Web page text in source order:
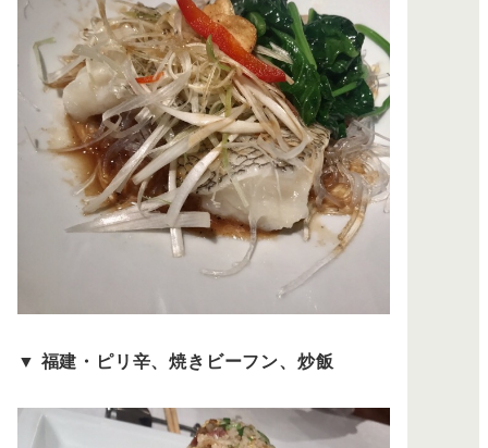
▼ 福建・ピリ辛、焼きビーフン、炒飯